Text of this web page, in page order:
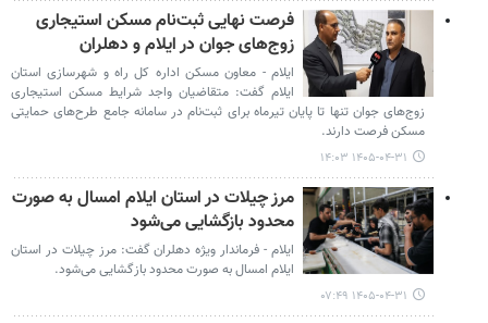
فرصت نهایی ثبت‌نام مسکن استیجاری
زوج‌های جوان در ایلام و دهلران
ایلام - معاون مسکن اداره کل راه و شهرسازی استان
ایلام گفت: متقاضیان واجد شرایط مسکن استیجاری
زوج‌های جوان تنها تا پایان تیرماه برای ثبت‌نام در سامانه جامع طرح‌های حمایتی
مسکن فرصت دارند.
۱۴۰۵-۰۴-۳۱ ۱۴:۰۳
مرز چیلات در استان ایلام امسال به صورت
محدود بازگشایی می‌شود
ایلام - فرماندار ویژه دهلران گفت: مرز چیلات در استان
ایلام امسال به صورت محدود بازگشایی می‌شود.
۱۴۰۵-۰۴-۳۱ ۰۷:۴۹